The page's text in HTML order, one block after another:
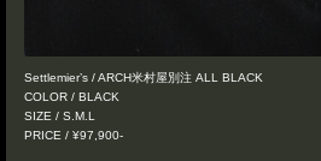
Settlemier’s / ARCH米村屋別注 ALL BLACK
COLOR / BLACK
SIZE / S.M.L
PRICE / ¥97,900-